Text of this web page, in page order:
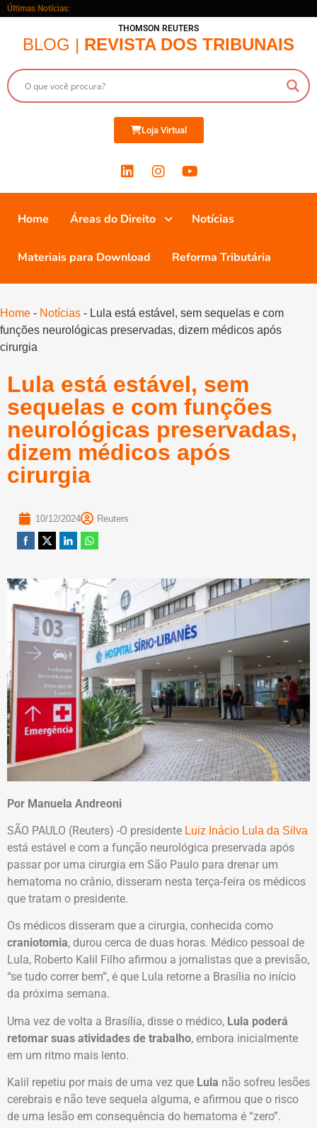
Últimas Notícias:
THOMSON REUTERS
BLOG | REVISTA DOS TRIBUNAIS
Loja Virtual
Home Áreas do Direito Notícias
Materiais para Download Reforma Tributária
Home - Notícias - Lula está estável, sem sequelas e com
funções neurológicas preservadas, dizem médicos após
cirurgia
Lula está estável, sem
sequelas e com funções
neurológicas preservadas,
dizem médicos após
cirurgia
10/12/2024 Reuters
Por Manuela Andreoni
SÃO PAULO (Reuters) -O presidente Luiz Inácio Lula da Silva
está estável e com a função neurológica preservada após
passar por uma cirurgia em São Paulo para drenar um
hematoma no crânio, disseram nesta terça-feira os médicos
que tratam o presidente.
Os médicos disseram que a cirurgia, conhecida como
craniotomia, durou cerca de duas horas. Médico pessoal de
Lula, Roberto Kalil Filho afirmou a jornalistas que a previsão,
“se tudo correr bem”, é que Lula retorne a Brasília no início
da próxima semana.
Uma vez de volta a Brasília, disse o médico, Lula poderá
retomar suas atividades de trabalho, embora inicialmente
em um ritmo mais lento.
Kalil repetiu por mais de uma vez que Lula não sofreu lesões
cerebrais e não teve sequela alguma, e afirmou que o risco
de uma lesão em consequência do hematoma é “zero”.